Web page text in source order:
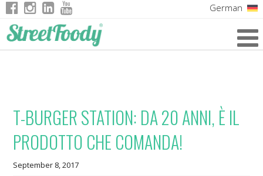
German
T-BURGER STATION: DA 20 ANNI, È IL
PRODOTTO CHE COMANDA!
September 8, 2017